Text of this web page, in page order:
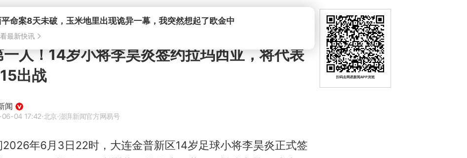
人！14岁小将李昊炎签约拉玛西亚，将代表
出战
闻
04 17:42·北京·澎湃新闻官方网易号
2026年6月3日22时，大连金普新区14岁足球小将李昊炎正式签
扫码去网易新闻APP浏览